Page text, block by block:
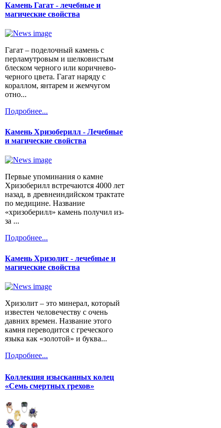
Камень Гагат - лечебные и
магические свойства
Гагат – поделочный камень с
перламутровым и шелковистым
блеском черного или коричнево-
черного цвета. Гагат наряду с
кораллом, янтарем и жемчугом
отно...
Подробнее...
Камень Хризоберилл - Лечебные
и магические свойства
Первые упоминания о камне
Хризоберилл встречаются 4000 лет
назад, в древнеиндийском трактате
по медицине. Название
«хризоберилл» камень получил из-
за ...
Подробнее...
Камень Хризолит - лечебные и
магические свойства
Хризолит – это минерал, который
известен человечеству с очень
давних времен. Название этого
камня переводится с греческого
языка как «золотой» и буква...
Подробнее...
Коллекция изысканных колец
«Семь смертных грехов»